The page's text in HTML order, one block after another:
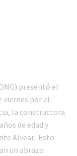
presentó el
viernes por el
la constructora
de edad y
Alvear. Esto
un abrazo